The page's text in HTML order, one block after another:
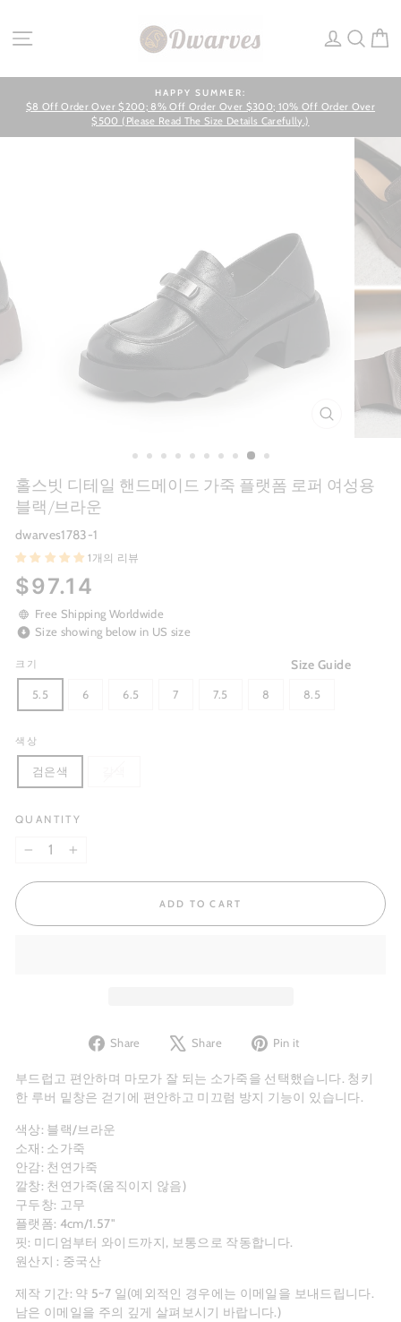
content
SITE NAVIGATION LOG IN
Pause
slideshow
HAPPY SUMMER:
$8 Off Order Over $200; 8% Off Order Over $300; 10% Off Order Over
$500 (Please Read The Size Details Carefully.)
홀스빗 디테일 핸드메이드 가죽 플랫폼 로퍼 여성용
블랙/브라운
dwarves1783-1
1개의 리뷰
Regular
price
$97.14
Free Shipping Worldwide
Size showing below in US size
Size Guide
크기
5.5 6 6.5 7 7.5 8 8.5
색상
검은색
QUANTITY
ADD TO CART
Share
Share
Facebook
Share
Tweet
X
Pin it
Pinterest
부드럽고 편안하며 마모가 잘 되는 소가죽을 선택했습니다. 청키
한 루버 밑창은 걷기에 편안하고 미끄럼 방지 기능이 있습니다.
색상: 블랙/브라운
소재: 소가죽
안감: 천연가죽
깔창: 천연가죽(움직이지 않음)
구두창: 고무
플랫폼: 4cm/1.57"
핏: 미디엄부터 와이드까지, 보통으로 작동합니다.
원산지 : 중국산
제작 기간: 약 5~7 일(예외적인 경우에는 이메일을 보내드립니다.
남은 이메일을 주의 깊게 살펴보시기 바랍니다.)